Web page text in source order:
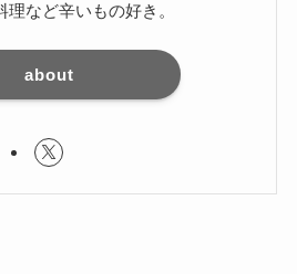
など辛いもの好き。
about